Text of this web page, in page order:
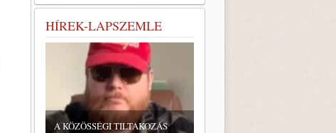
HÍREK-LAPSZEMLE
A KÖZÖSSÉGI TILTAKOZÁS